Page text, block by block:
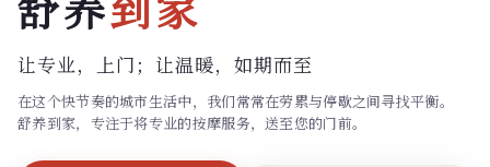
让专业，上门； 让温暖，如期而至
在这个快节奏的城市生活中，我们常常在劳累与停歇之间寻找平衡。
舒养到家，专注于将专业的按摩服务，送至您的门前。